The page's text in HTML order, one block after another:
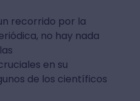
recorrido por la
no hay nada
en su
de los científicos